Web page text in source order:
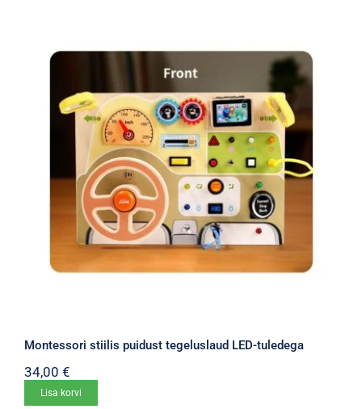
Montessori stiilis puidust tegeluslaud LED-tuledega
34,00 €
Lisa korvi